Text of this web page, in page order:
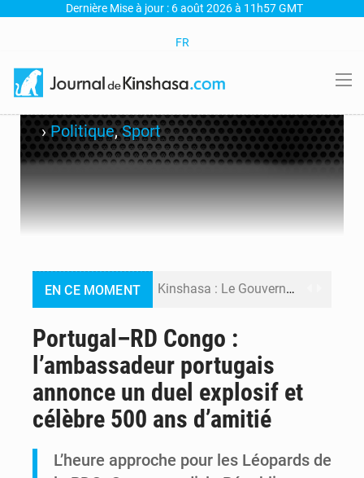
Dernière Mise à jour : 6 août 2026 à 11h57 GMT
FR
›Politique,Sport
EN CE MOMENT Kinshasa : Le Gouvernement provincial annonce la construction imminente du boulevard Étienne Tshisekedi
FRIVAO : le procès du détournement de 325 millions de dollars reporté à la mi-août
Portugal–RD Congo :
l’ambassadeur portugais
annonce un duel explosif et
célèbre 500 ans d’amitié
L’heure approche pour les Léopards de